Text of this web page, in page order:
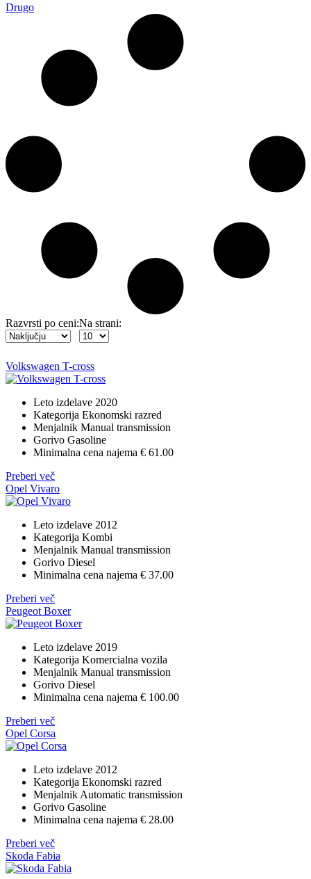
Drugo
Razvrsti po ceni:Na strani:
Volkswagen T-cross
Leto izdelave 2020
Kategorija Ekonomski razred
Menjalnik Manual transmission
Gorivo Gasoline
Minimalna cena najema € 61.00
Preberi več
Opel Vivaro
Leto izdelave 2012
Kategorija Kombi
Menjalnik Manual transmission
Gorivo Diesel
Minimalna cena najema € 37.00
Preberi več
Peugeot Boxer
Leto izdelave 2019
Kategorija Komercialna vozila
Menjalnik Manual transmission
Gorivo Diesel
Minimalna cena najema € 100.00
Preberi več
Opel Corsa
Leto izdelave 2012
Kategorija Ekonomski razred
Menjalnik Automatic transmission
Gorivo Gasoline
Minimalna cena najema € 28.00
Preberi več
Skoda Fabia